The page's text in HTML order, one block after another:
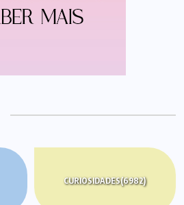
CURIOSIDADES(6982)